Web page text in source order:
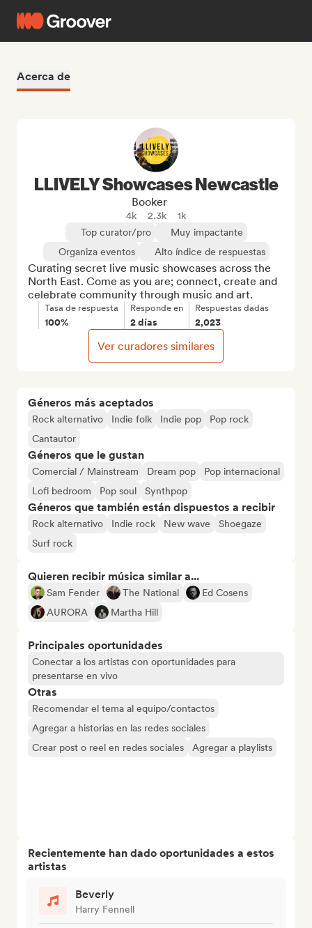
Acerca de
Géneros más aceptados
Rock alternativo Indie folk Indie pop
Pop rock
Cantautor
Géneros que le gustan
Comercial / Mainstream Dream pop
Pop internacional
Lofi bedroom
Pop soul Synthpop
Géneros que también están dispuestos a recibir
Rock alternativo Indie rock New wave
Shoegaze
Surf rock
Quieren recibir música similar a...
Sam Fender The National
Ed Cosens
AURORA
Martha Hill
Principales oportunidades
Conectar a los artistas con oportunidades para
presentarse en vivo
Otras
Recomendar el tema al equipo/contactos
Agregar a historias en las redes sociales
Crear post o reel en redes sociales
Agregar a playlists
Recientemente han dado oportunidades a estos
artistas
Beverly
Harry Fennell
LLIVELY Showcases Newcastle
Booker
4k 2.3k
1k
Top curator/pro
Muy impactante
Organiza eventos
Alto índice de respuestas
Curating secret live music showcases across the
North East. Come as you are; connect, create and
celebrate community through music and art.
Tasa de respuesta
100%
Responde en
2 días
Respuestas dadas
2,023
Ver curadores similares